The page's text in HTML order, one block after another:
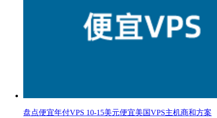
盘点便宜年付VPS 10-15美元便宜美国VPS主机商和方案